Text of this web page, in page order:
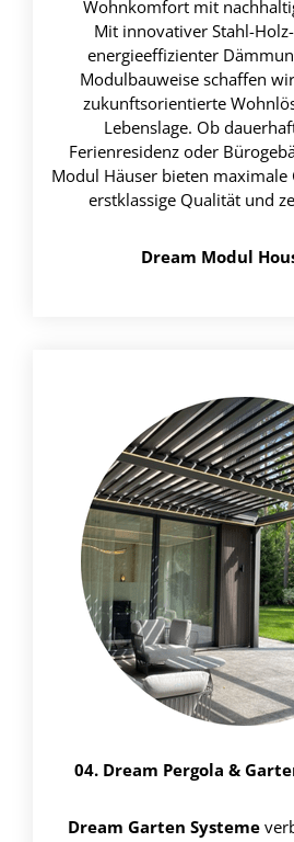
Wohnkomfort mit
Mit innovativer Stahl-
energieeffizienter
Modulbauweise schaffen
zukunftsorientierte
Lebenslage. Ob
Ferienresidenz oder
Modul Häuser bieten maximale
erstklassige Qualität und
Dream Modul
04. Dream Pergola &
Dream Garten Systeme